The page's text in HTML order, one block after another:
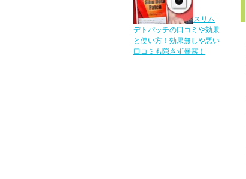
スリム
デトパッチの口コミや効果
と使い方！効果無しや悪い
口コミも隠さず暴露！